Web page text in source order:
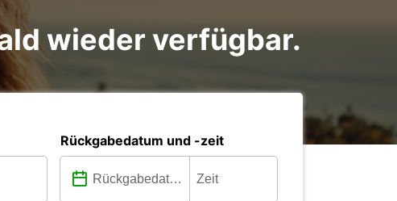
wieder verfügbar.
Rückgabedatum und -zeit